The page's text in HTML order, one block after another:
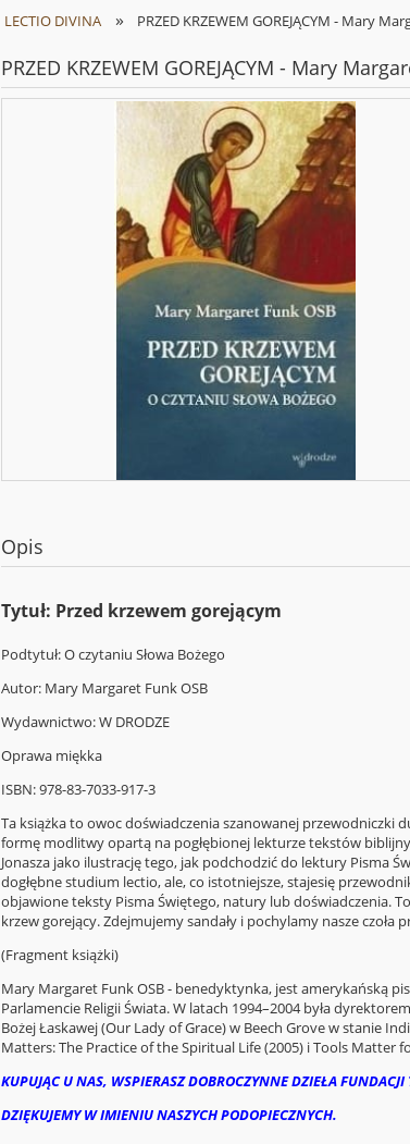
LECTIO DIVINA » PRZED KRZEWEM GOREJĄCYM - Mary
PRZED KRZEWEM GOREJĄCYM - Mary
Opis
Tytuł: Przed krzewem gorejącym
Podtytuł: O czytaniu Słowa Bożego
Autor: Mary Margaret Funk OSB
Wydawnictwo: W DRODZE
Oprawa miękka
ISBN: 978-83-7033-917-3
Ta książka to owoc doświadczenia szanowanej
formę modlitwy opartą na pogłębionej lekturze tekstów
Jonasza jako ilustrację tego, jak podchodzić do lektury Pisma
dogłębne studium lectio, ale, co istotniejsze, stajesię
objawione teksty Pisma Świętego, natury lub doświadczenia.
krzew gorejący. Zdejmujemy sandały i pochylamy nasze czoła
(Fragment książki)
Mary Margaret Funk OSB - benedyktynka, jest amerykańską
Parlamencie Religii Świata. W latach 1994–2004 była
Bożej Łaskawej (Our Lady of Grace) w Beech Grove w stanie
Matters: The Practice of the Spiritual Life (2005) i Tools Matter
KUPUJĄC U NAS, WSPIERASZ DOBROCZYNNE DZIEŁA
DZIĘKUJEMY W IMIENIU NASZYCH PODOPIECZNYCH.